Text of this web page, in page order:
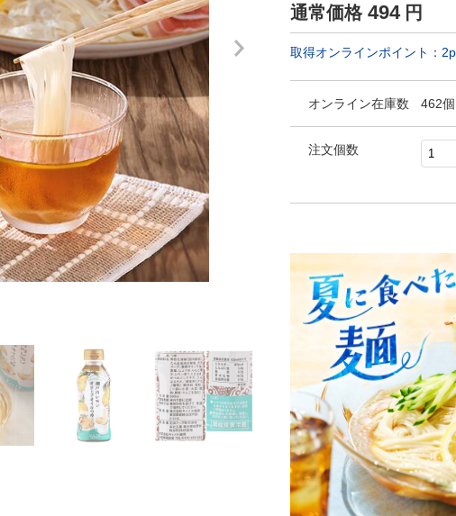
通常価格 494 円
取得オンラインポイント： 2
オンライン在庫数 462個
注文個数